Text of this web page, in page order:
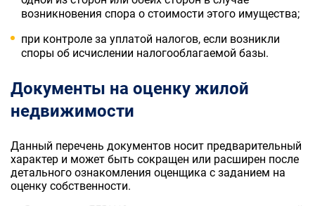
возникновения спора о стоимости этого имущества;
при контроле за уплатой налогов, если возникли
споры об исчислении налогооблагаемой базы.
Документы на оценку жилой
недвижимости
Данный перечень документов носит предварительный
характер и может быть сокращен или расширен после
детального ознакомления оценщика с заданием на
оценку собственности.